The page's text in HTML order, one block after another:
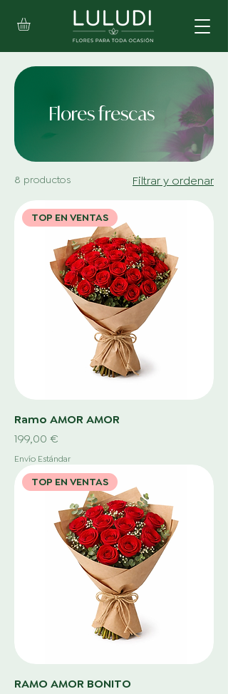
Flores frescas
8 productos Filtrar y ordenar
TOP EN VENTAS
Ramo AMOR AMOR
Precio
199,00 €
Envío Estándar
TOP EN VENTAS
RAMO AMOR BONITO